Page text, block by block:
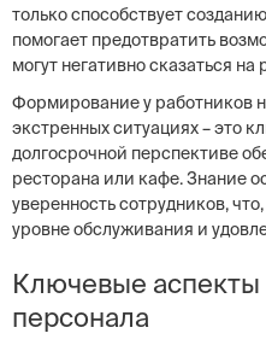
только способствует
помогает предотвратить
могут негативно сказаться
Формирование у работников
экстренных ситуациях – это
долгосрочной перспективе
ресторана или кафе. Знание
уверенность сотрудников,
уровне обслуживания и
Ключевые аспекты
персонала